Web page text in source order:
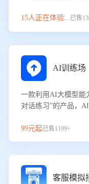
15人正在体验...已售
AI训练场
一款利用AI大模型能
对话练习”的产品，
服能力。
99元起已售1199+
客服模拟